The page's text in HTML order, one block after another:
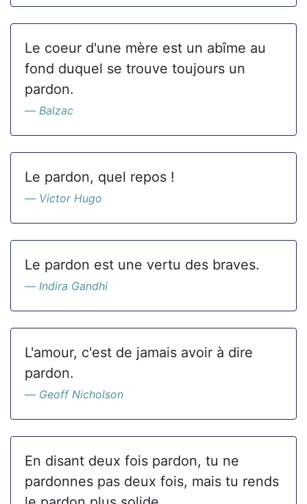
Le coeur d'une mère est un abîme au
fond duquel se trouve toujours un
pardon.
Balzac
Le pardon, quel repos !
Victor Hugo
Le pardon est une vertu des braves.
Indira Gandhi
L'amour, c'est de jamais avoir à dire
pardon.
Geoff Nicholson
En disant deux fois pardon, tu ne
pardonnes pas deux fois, mais tu rends